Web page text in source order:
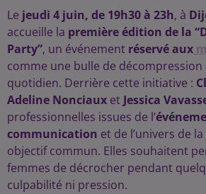
Le jeudi 4 juin, de 19h30 à 23h, à
accueille la première édition de la
Party”, un événement réservé aux
comme une bulle de
quotidien. Derrière cette initiative :
Adeline Nonciaux et Jessica
professionnelles issues de l’
communication et de l’univers de la
objectif commun. Elles souhaitent
femmes de décrocher pendant
culpabilité ni pression.